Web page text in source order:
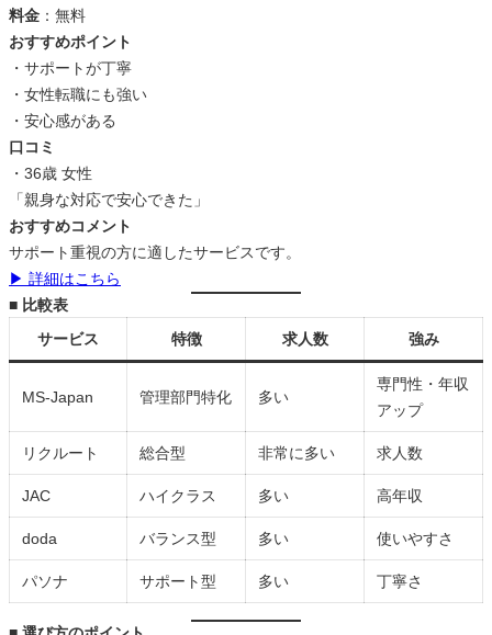
料金 ：無料
おすすめポイント
・サポートが丁寧
・女性転職にも強い
・安心感がある
口コミ
・36歳 女性
「親身な対応で安心できた」
おすすめコメント
サポート重視の方に適したサービスです。
▶ 詳細はこちら
■ 比較表
サービス
特徴 求人数 強み
MS-Japan 管理部門特化 多い
専門性・年収
アップ
リクルート 総合型 非常に多い 求人数
JAC ハイクラス 多い 高年収
doda バランス型 多い 使いやすさ
パソナ サポート型 多い 丁寧さ